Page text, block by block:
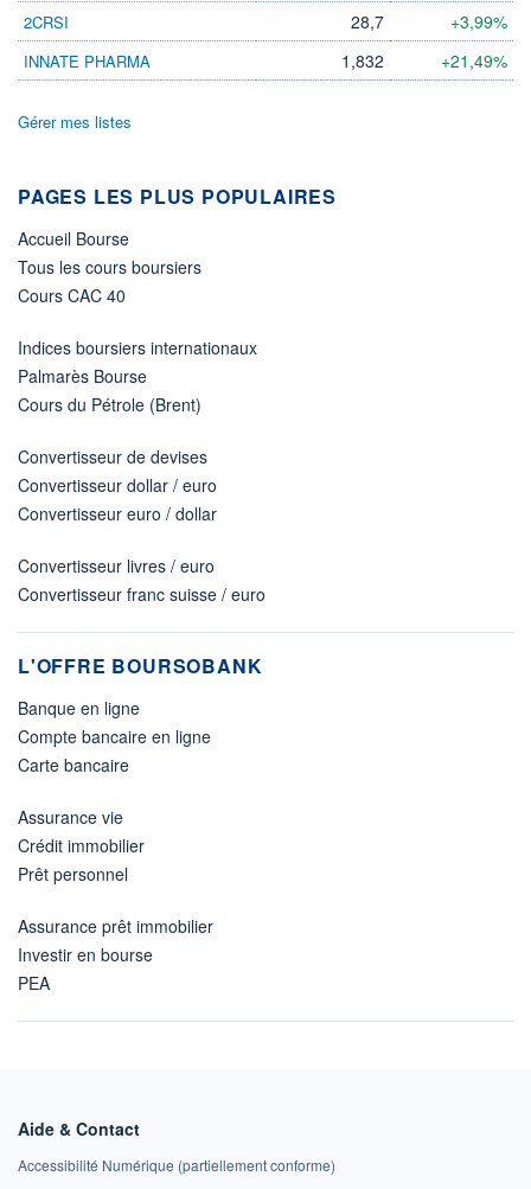
2CRSI 28,7 +3,99%
INNATE PHARMA 1,832 +21,49%
Gérer mes listes
PAGES LES PLUS POPULAIRES
Accueil Bourse
Tous les cours boursiers
Cours CAC 40
Indices boursiers internationaux
Palmarès Bourse
Cours du Pétrole (Brent)
Convertisseur de devises
Convertisseur dollar / euro
Convertisseur euro / dollar
Convertisseur livres / euro
Convertisseur franc suisse / euro
L'OFFRE BOURSOBANK
Banque en ligne
Compte bancaire en ligne
Carte bancaire
Assurance vie
Crédit immobilier
Prêt personnel
Assurance prêt immobilier
Investir en bourse
PEA
Aide & Contact
Accessibilité Numérique (partiellement conforme)